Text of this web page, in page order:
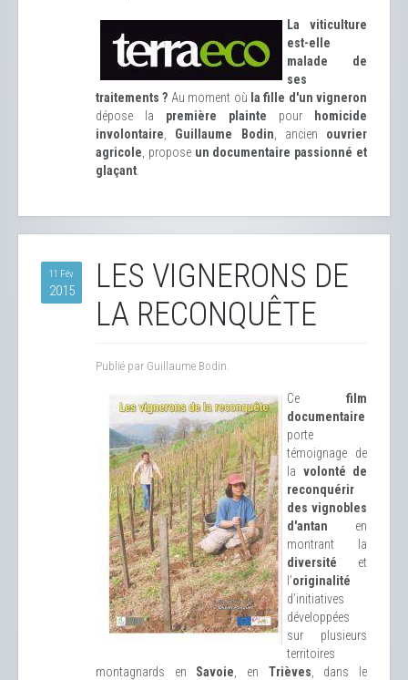
La viticulture
est-elle
malade de
ses
traitements ? Au moment où la fille d'un vigneron
dépose la première plainte pour
homicide
involontaire
Guillaume Bodin , ancien ouvrier
agricole , propose un documentaire passionné et
glaçant
11 Fév
2015
LES VIGNERONS DE
LA RECONQUÊTE
Publié par Guillaume Bodin.
Ce film
documentaire
porte
témoignage de
la volonté de
reconquérir
des vignobles
d'antan en
montrant la
diversité et
l’originalité
d’initiatives
développées
sur plusieurs
territoires
montagnards en Savoie , en Trièves , dans le